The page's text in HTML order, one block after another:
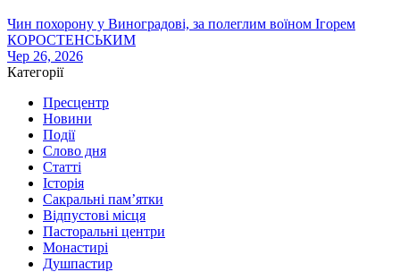
Чин похорону у Виноградові, за полеглим воїном Ігорем
КОРОСТЕНСЬКИМ
Чер 26, 2026
Категорії
Пресцентр
Новини
Події
Слово дня
Статті
Історія
Сакральні пам’ятки
Відпустові місця
Пасторальні центри
Монастирі
Душпастир